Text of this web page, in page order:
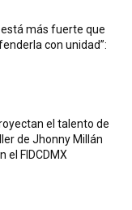
más fuerte que
con unidad”:
el talento de
de Jhonny Millán
el FIDCDMX